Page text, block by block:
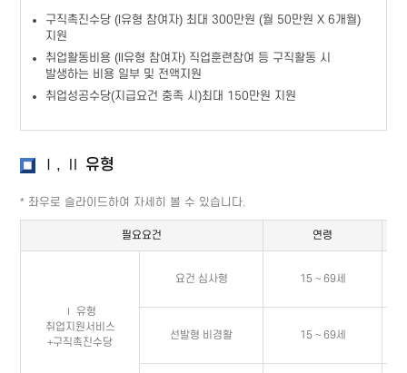
구직촉진수당 (I유형 참여자) 최대 300만원 (월 50만원 X 6개월)
지원
취업활동비용 (II유형 참여자) 직업훈련참여 등 구직활동 시
발생하는 비용 일부 및 전액지원
취업성공수당(지급요건 충족 시)최대 150만원 지원
Ⅰ, Ⅱ 유형
* 좌우로 슬라이드하여 자세히 볼 수 있습니다.
필요요건 연령
Ⅰ 유형
취업지원서비스
+구직촉진수당
요건 심사형 15 ~ 69세
선발형 비경활 15 ~ 69세